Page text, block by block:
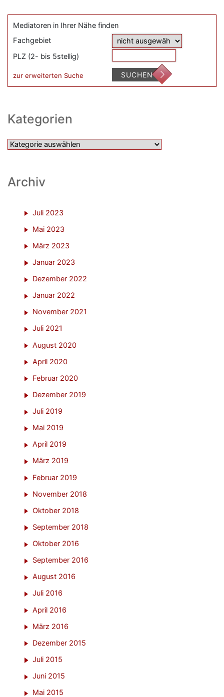
Mediatoren in Ihrer Nähe finden
Fachgebiet
PLZ (2- bis 5stellig)
zur erweiterten Suche SUCHEN
Kategorien
Kategorien
Archiv
Juli 2023
Mai 2023
März 2023
Januar 2023
Dezember 2022
Januar 2022
November 2021
Juli 2021
August 2020
April 2020
Februar 2020
Dezember 2019
Juli 2019
Mai 2019
April 2019
März 2019
Februar 2019
November 2018
Oktober 2018
September 2018
Oktober 2016
September 2016
August 2016
Juli 2016
April 2016
März 2016
Dezember 2015
Juli 2015
Juni 2015
Mai 2015